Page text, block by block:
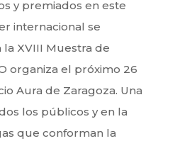
y premiados en este
internacional se
XVIII Muestra de
organiza el próximo 26
Aura de Zaragoza. Una
los públicos y en la
que conforman la